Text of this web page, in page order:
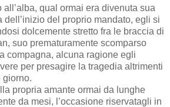
qual ormai era divenuta sua
dell’inizio del proprio mandato, egli si
dolcemente stretto fra le braccia di
suo prematuramente scomparso
compagna, alcuna ragione egli
per presagire la tragedia altrimenti
giorno.
propria amante ormai da lunghe
da mesi, l’occasione riservatagli in